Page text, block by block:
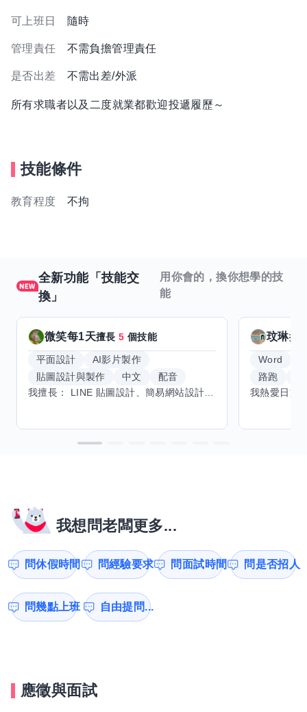
可上班日 隨時
管理責任 不需負擔管理責任
是否出差 不需出差/外派
所有求職者以及二度就業都歡迎投遞履歷～
技能條件
教育程度 不拘
全新功能「技能交
換」
用你會的，換你想學的技
能
微笑每1天擅長5 個技能
平面設計
AI影片製作
貼圖設計與製作
中文
配音
玟琳擅
Word
路跑
我想問老闆更多...
問休假時間 問經驗要求 問面試時間 問是否招人
問幾點上班 自由提問...
應徵與面試